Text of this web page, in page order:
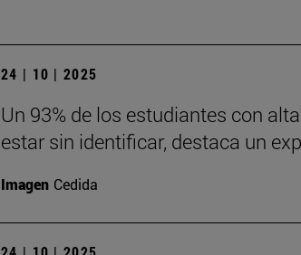
24 | 10 | 2025
Un 93% de los estudiantes con
estar sin identificar, destaca un
Imagen Cedida